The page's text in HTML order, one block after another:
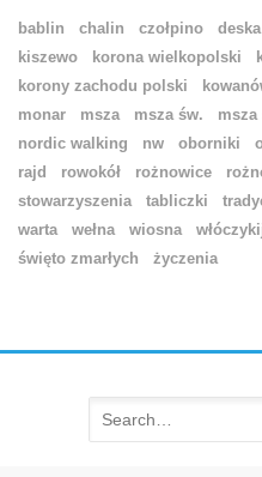
bablin chalin czołpino
kiszewo
korona wielkopolski
korony zachodu polski
monar
msza msza św. msza
nordic walking
nw oborniki
rajd
rowokół rożnowice
stowarzyszenia
tabliczki
warta
wełna wiosna
święto zmarłych
życzenia